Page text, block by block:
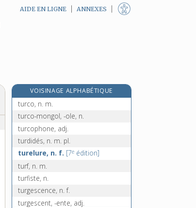
AIDE EN LIGNE ANNEXES
VOISINAGE ALPHABÉTIQUE
turcique, adj.
turco, n. m.
turco-mongol, -ole, n.
turcophone, adj.
turdidés, n. m. pl.
turelure, n. f. [7e édition]
turf, n. m.
turfiste, n.
turgescence, n. f.
turgescent, -ente, adj.